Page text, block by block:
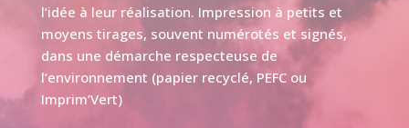
l’idée à leur réalisation. Impression à petits et
moyens tirages, souvent numérotés et signés,
dans une démarche respecteuse de
l’environnement (papier recyclé, PEFC ou
Imprim’Vert)